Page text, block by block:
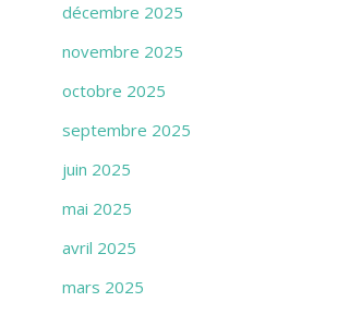
décembre 2025
novembre 2025
octobre 2025
septembre 2025
juin 2025
mai 2025
avril 2025
mars 2025